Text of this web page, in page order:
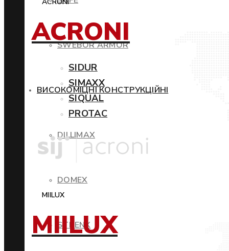
SWEBOR ARMOR
ВИСОКОМІЦНІ КОНСТРУКЦІЙНІ
DILLIMAX
DOMEX
STRENX
ACRONI
SIDUR
SIMAXX
SIQUAL
PROTAC
MIILUX
MIILUX